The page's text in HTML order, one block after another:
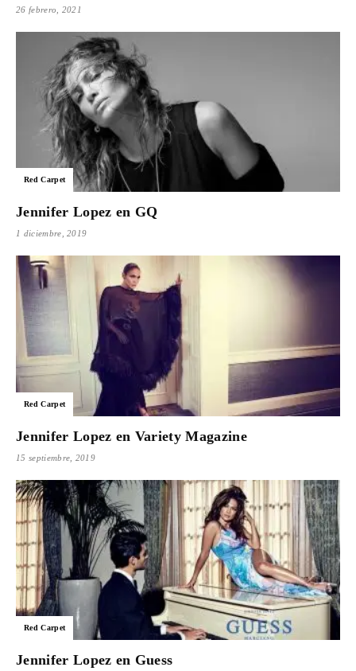
26 febrero, 2021
Red Carpet
Jennifer Lopez en GQ
1 diciembre, 2019
Red Carpet
Jennifer Lopez en Variety Magazine
15 septiembre, 2019
Red Carpet
Jennifer Lopez en Guess